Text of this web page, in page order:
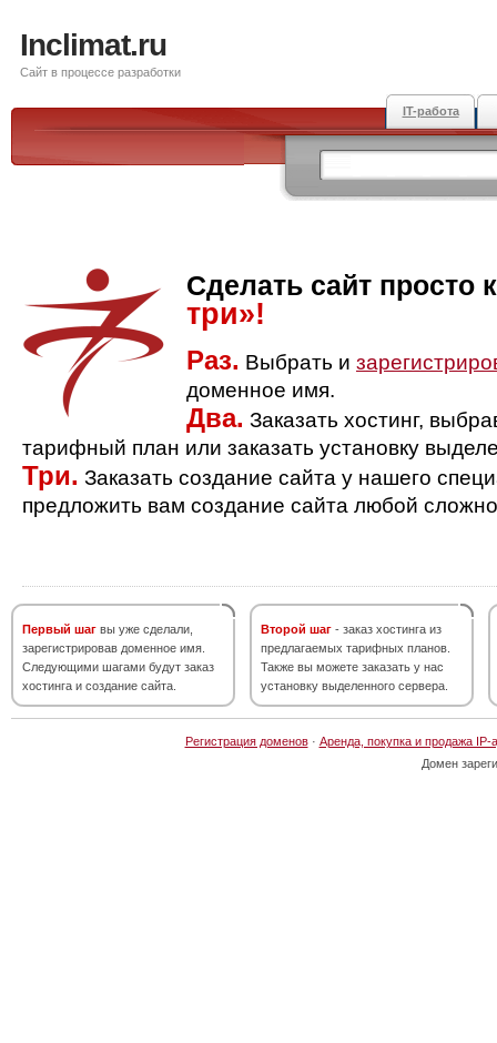
Inclimat.ru
Сайт в процессе разработки
IT-работа
Сделать сайт просто
три»!
Раз. Выбрать и
доменное имя.
Два. Заказать хостинг,
тарифный план или заказать установку
Три. Заказать создание сайта у нашего
предложить вам создание сайта любой
Первый шаг вы уже сделали,
зарегистрировав доменное имя.
Следующими шагами будут заказ
хостинга и создание сайта.
Второй шаг - заказ хостинга из
предлагаемых тарифных планов.
Также вы можете заказать у нас
установку выделенного сервера.
Регистрация доменов· Аренда, покупка и продажа IP-
Домен